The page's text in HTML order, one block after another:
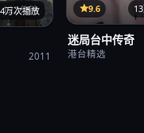
122分钟
万次播放
2011
9.6
迷局台中传奇
港台精选